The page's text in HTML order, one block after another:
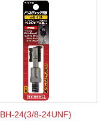
BH-24(3/8-24UNF)